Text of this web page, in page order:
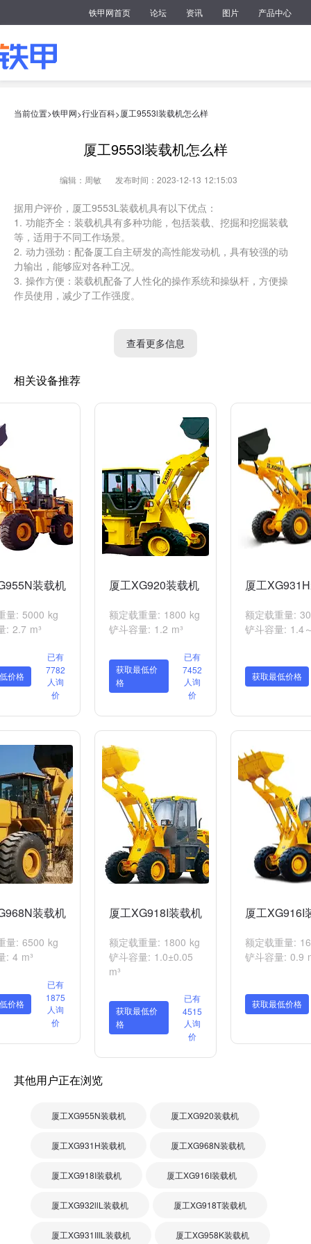
铁甲网首页 论坛 资讯 图片 产品中心
当前位置>铁甲网>行业百科>厦工9553l装载机怎么样
厦工9553l装载机怎么样
编辑：周敏 发布时间：2023-12-13 12:15:03
据用户评价，厦工9553L装载机具有以下优点：
1. 功能齐全：装载机具有多种功能，包括装载、挖掘和挖掘装载
等，适用于不同工作场景。
2. 动力强劲：配备厦工自主研发的高性能发动机，具有较强的动
力输出，能够应对各种工况。
3. 操作方便：装载机配备了人性化的操作系统和操纵杆，方便操
作员使用，减少了工作强度。
5. 维修方便：机器采用模块化设计，易于维修和更换零部件，减
然而，也有一些用户表示厦工9553L装载机存在以下缺点：
2. 价格较高：厦工9553L装载机属于高端装载机型号，价格较高，
3. 维修周期较长：一些用户表示在维修和保养方面存在周期较长
的问题，导致停机时间较长。
根据以上评价，厦工9553L装载机在功能和性能方面表现优异，但
也存在一些不足之处。用户在购买之前需要综合考虑自身的需求和
预算，并进行相关的市场调研。
查看更多信息
相关设备推荐
装载机
量: 5000 kg
: 2.7 m³
价格
已有
7782
人询
价
厦工XG920装载机
额定载重量: 1800 kg
铲斗容量: 1.2 m³
获取最低价
格
已有
7452
人询
价
厦工
额定载重量:
铲斗容量: 1.4
获取最低价格
装载机
量: 6500 kg
: 4 m³
价格
已有
1875
人询
价
厦工XG918I装载机
额定载重量: 1800 kg
铲斗容量: 1.0±0.05
m³
获取最低价
格
已有
4515
人询
价
厦工XG916I
额定载重量:
铲斗容量: 0.9
获取最低价格
其他用户正在浏览
厦工XG955N装载机 厦工XG920装载机
厦工XG931H装载机 厦工XG968N装载机
厦工XG918I装载机 厦工XG916I装载机
厦工XG932llL装载机 厦工XG918T装载机
厦工XG931IIIL装载机 厦工XG958K装载机